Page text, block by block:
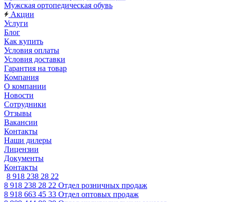
Мужская ортопедическая обувь
Акции
Услуги
Блог
Как купить
Условия оплаты
Условия доставки
Гарантия на товар
Компания
О компании
Новости
Сотрудники
Отзывы
Вакансии
Контакты
Наши дилеры
Лицензии
Документы
Контакты
8 918 238 28 22
8 918 238 28 22 Отдел розничных продаж
8 918 663 45 33 Отдел оптовых продаж